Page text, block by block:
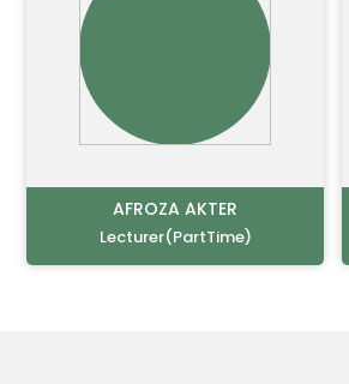
AFROZA AKTER
Lecturer(PartTime)